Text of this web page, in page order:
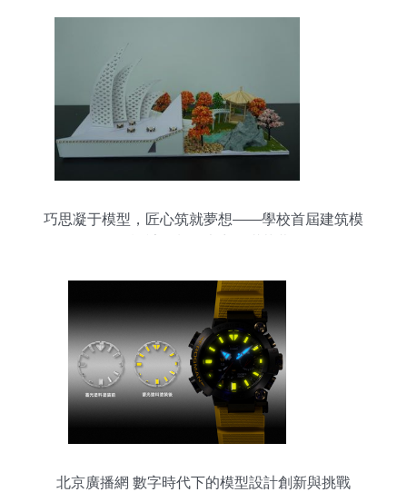
巧思凝于模型，匠心筑就夢想——學校首屆建筑模
北京廣播網 數字時代下的模型設計創新與挑戰